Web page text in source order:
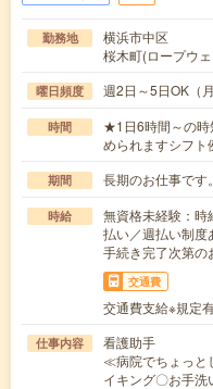
勤務地
横浜市中区
桜木町(ロープウ
曜日頻度 週2日～5日OK
時間
★1日6時間～の時
められますシフ
期間 長期のお仕事で
時給
無資格未経験：
払い／週払い制度
手続き完了次第の
交通費
交通費支給※規定
仕事内容
看護助手
≪病院でちょっと
イキング〇お手